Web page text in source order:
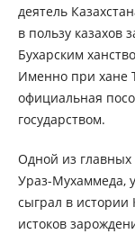
деятель
в пользу казахов
Бухарским
Именно при хане
официальная
государством.
Одной из
Ураз-Мухаммеда,
сыграл в истории
истоков